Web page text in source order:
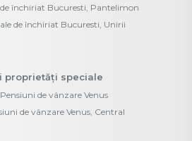
închiriat Bucuresti, Pantelimon
de închiriat Bucuresti, Unirii
proprietăți speciale
de vânzare Venus
de vânzare Venus, Central